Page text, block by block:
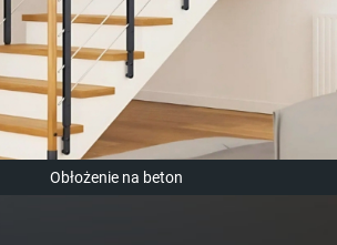
Obłożenie na beton